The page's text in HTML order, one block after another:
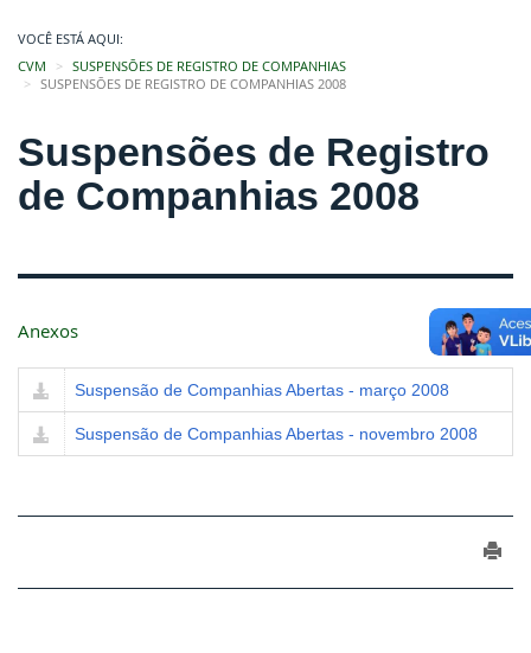
VOCÊ ESTÁ AQUI:
CVM
SUSPENSÕES DE REGISTRO DE COMPANHIAS
SUSPENSÕES DE REGISTRO DE COMPANHIAS 2008
Suspensões de Registro
de Companhias 2008
Anexos
Suspensão de Companhias Abertas - março 2008
Suspensão de Companhias Abertas - novembro 2008